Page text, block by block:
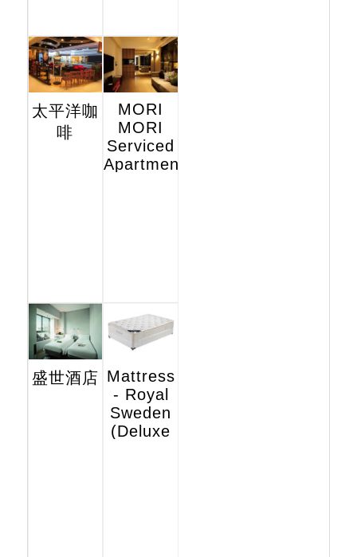
太平洋咖
啡
MORI
MORI
Serviced
Apartments
盛世酒店 Mattress
- Royal
Sweden
(Deluxe